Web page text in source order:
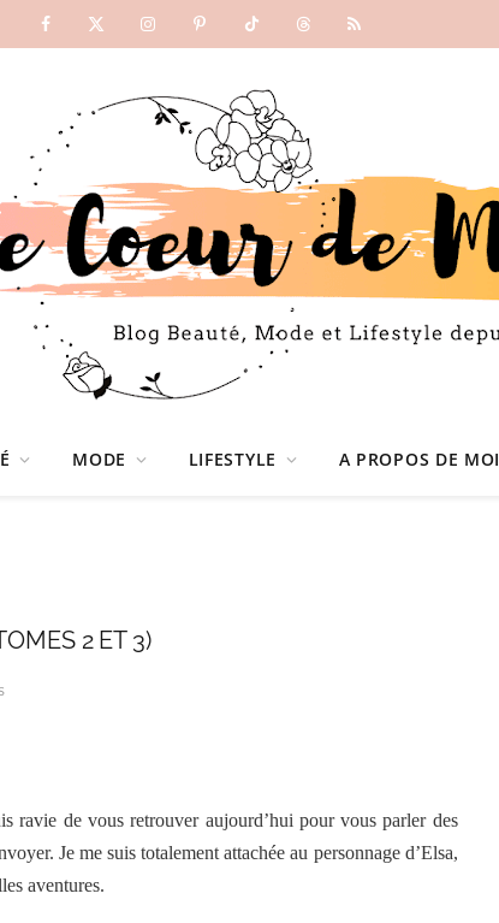
Facebook
X
InstagramPinterestTikTokThreadsRSS
MODE LIFESTYLE A PROPOS DE MOI
2 ET 3)
ravie de vous retrouver aujourd’hui pour vous parler des
Je me suis totalement attachée au personnage d’Elsa,
aventures.